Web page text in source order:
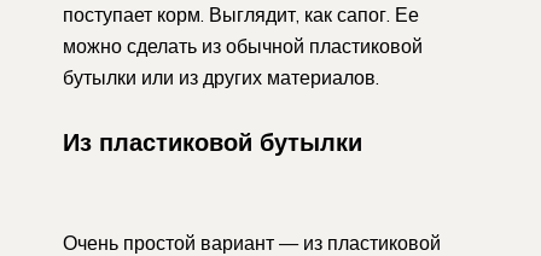
поступает корм. Выглядит, как сапог. Ее
можно сделать из обычной пластиковой
бутылки или из других материалов.
Из пластиковой бутылки
Очень простой вариант — из пластиковой